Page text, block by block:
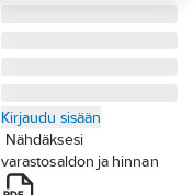
Kirjaudu sisään
Nähdäksesi
varastosaldon ja hinnan